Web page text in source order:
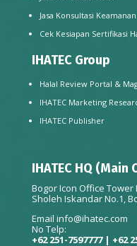
Jasa Konsultasi
Cek Kesiapan Sertifikasi
IHATEC Group
Halal Review Portal &
IHATEC Marketing
IHATEC Publisher
IHATEC HQ (Main
Bogor Icon Office Tower
Sholeh Iskandar No.1,
Email info@ihatec.com
No Telp:
+62 251-7597777 | +62